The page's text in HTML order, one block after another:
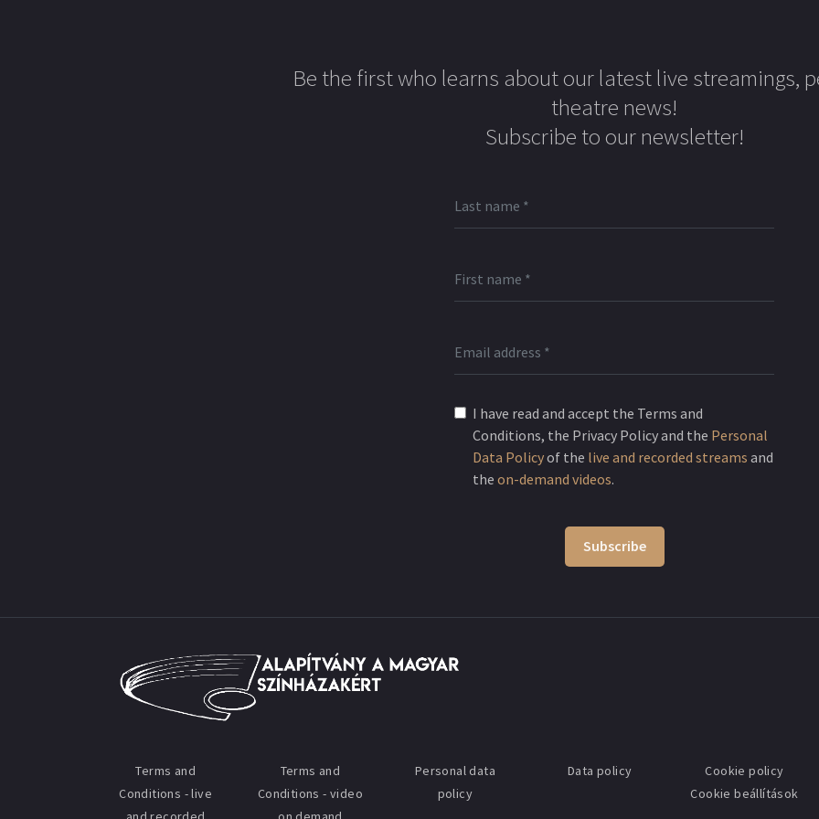
Be the first who learns about our latest live streamings,
theatre news!
Subscribe to our newsletter!
I have read and accept the Terms and
Conditions, the Privacy Policy and the Personal
Data Policyof the live and recorded streams and
the on-demand videos.
Subscribe
Terms and
Conditions - live
Terms and
Conditions - video
Personal data
policy
Data policy
Cookie policy
Cookie beállítások